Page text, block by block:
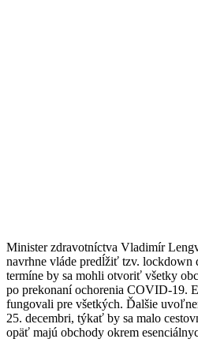
Minister zdravotníctva Vladimír
navrhne vláde predĺžiť tzv. lockdown
termíne by sa mohli otvoriť všetky
po prekonaní ochorenia COVID-19.
fungovali pre všetkých. Ďalšie
25. decembri, týkať by sa malo
opäť majú obchody okrem